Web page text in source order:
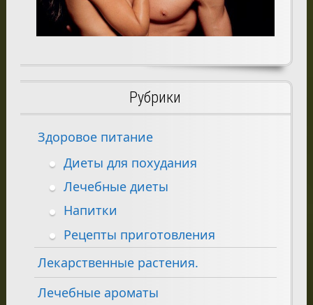
Рубрики
Здоровое питание
Диеты для похудания
Лечебные диеты
Напитки
Рецепты приготовления
Лекарственные растения.
Лечебные ароматы